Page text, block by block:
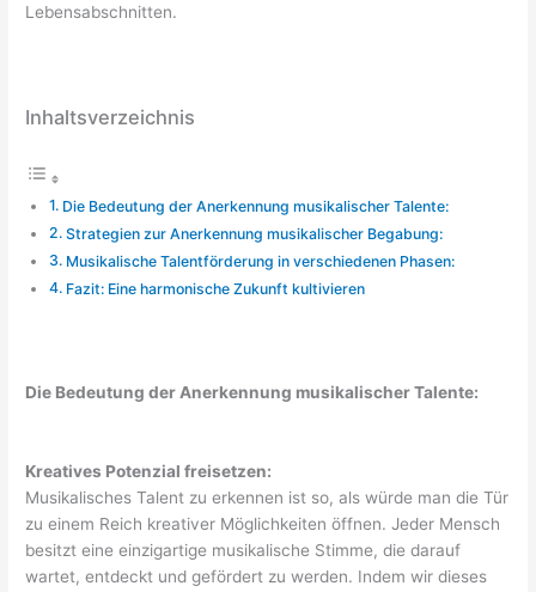
Lebensabschnitten.
Inhaltsverzeichnis
Die Bedeutung der Anerkennung musikalischer Talente:
Strategien zur Anerkennung musikalischer Begabung:
Musikalische Talentförderung in verschiedenen Phasen:
Fazit: Eine harmonische Zukunft kultivieren
Die Bedeutung der Anerkennung musikalischer Talente:
Kreatives Potenzial freisetzen:
Musikalisches Talent zu erkennen ist so, als würde man die Tür
zu einem Reich kreativer Möglichkeiten öffnen. Jeder Mensch
besitzt eine einzigartige musikalische Stimme, die darauf
wartet, entdeckt und gefördert zu werden. Indem wir dieses